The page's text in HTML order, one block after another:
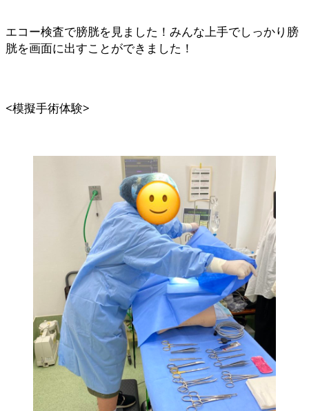
エコー検査で膀胱を見ました！みんな上手でしっかり膀
胱を画面に出すことができました！
<模擬手術体験>